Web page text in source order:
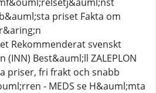
priset Fakta om
Rekommenderat svenskt
Best&auml;ll ZALEPLON
priser, fri frakt och snabb
- MEDS se H&auml;mta